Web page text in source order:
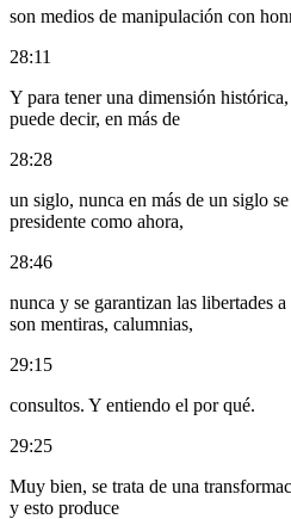
son medios de manipulación con
28:11
Y para tener una dimensión
puede decir, en más de
28:28
un siglo, nunca en más de un siglo
presidente como ahora,
28:46
nunca y se garantizan las libertades
son mentiras, calumnias,
29:15
consultos. Y entiendo el por qué.
29:25
Muy bien, se trata de una
y esto produce